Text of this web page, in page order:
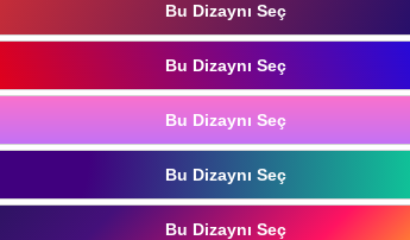
Bu Dizaynı Seç
Bu Dizaynı Seç
Bu Dizaynı Seç
Bu Dizaynı Seç
Bu Dizaynı Seç